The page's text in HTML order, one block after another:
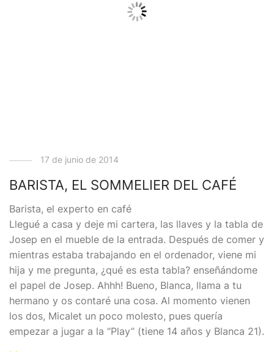
17 de junio de 2014
BARISTA, EL SOMMELIER DEL CAFÉ
Barista, el experto en café
Llegué a casa y deje mi cartera, las llaves y la tabla de
Josep en el mueble de la entrada. Después de comer y
mientras estaba trabajando en el ordenador, viene mi
hija y me pregunta, ¿qué es esta tabla? enseñándome
el papel de Josep. Ahhh! Bueno, Blanca, llama a tu
hermano y os contaré una cosa. Al momento vienen
los dos, Micalet un poco molesto, pues quería
empezar a jugar a la “Play” (tiene 14 años y Blanca 21).